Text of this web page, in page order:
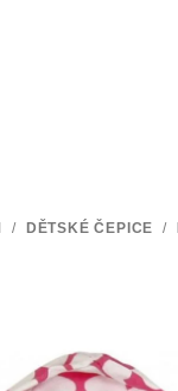
/ DĚTSKÉ ČEPICE /